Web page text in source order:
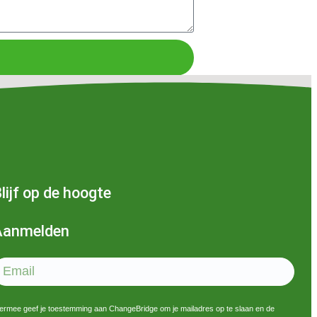
op de hoogte
geef je toestemming aan ChangeBridge om je mailadres op te slaan en de